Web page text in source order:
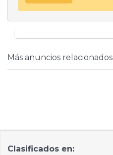
Más anuncios relacionados
Clasificados en: